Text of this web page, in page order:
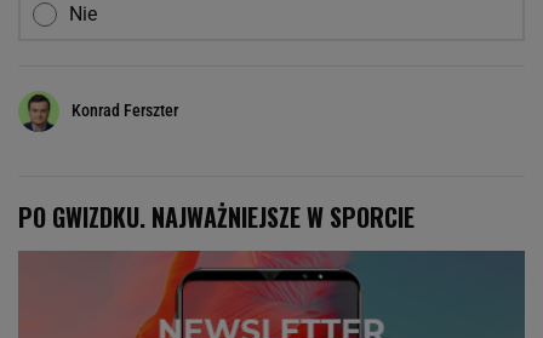
Nie
Konrad Ferszter